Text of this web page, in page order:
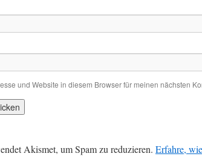
und Website in diesem Browser für meinen nächsten
Akismet, um Spam zu reduzieren. Erfahre,